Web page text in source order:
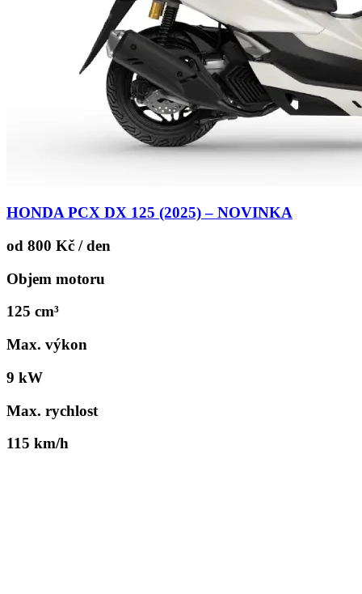
HONDA PCX DX 125 (2025) – NOVINKA
od 800 Kč / den
Objem motoru
125 cm³
Max. výkon
9 kW
Max. rychlost
115 km/h